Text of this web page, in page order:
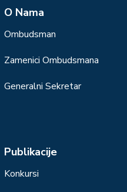
О Nama
Ombudsman
Zamenici Ombudsmana
Generalni Sekretar
Publikacije
Konkursi